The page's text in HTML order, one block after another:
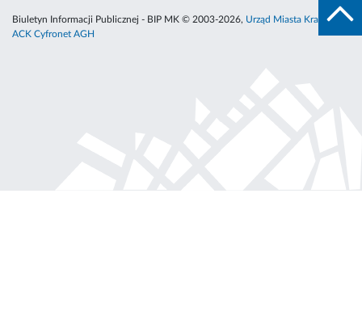
Biuletyn Informacji Publicznej - BIP MK © 2003-2026, Urząd Miasta Krakowa
ACK Cyfronet AGH